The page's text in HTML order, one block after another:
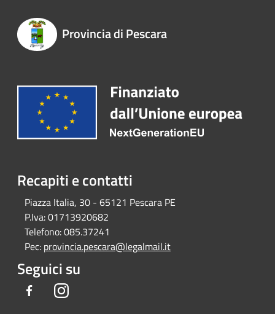
Provincia di Pescara
Recapiti e contatti
Piazza Italia, 30 - 65121 Pescara PE
P.Iva:01713920682
Telefono:085.37241
Pec: provincia.pescara@legalmail.it
Seguici su
FacebookInstagram